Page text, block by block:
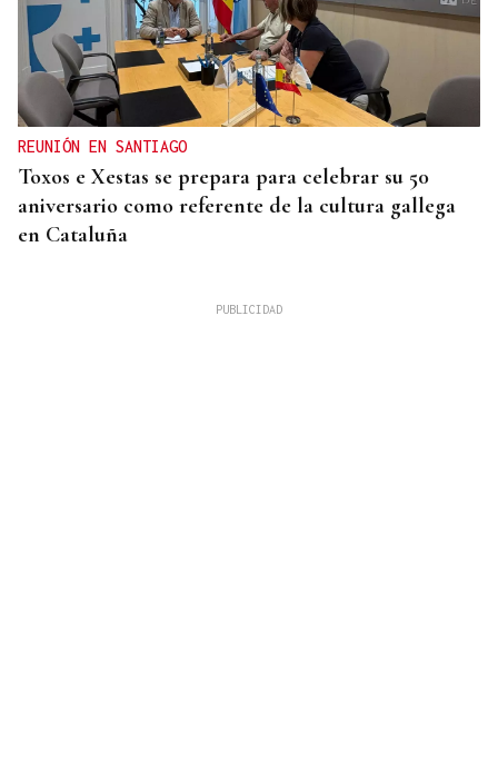
REUNIÓN EN SANTIAGO
Toxos e Xestas se prepara para celebrar su 50
aniversario como referente de la cultura gallega
en Cataluña